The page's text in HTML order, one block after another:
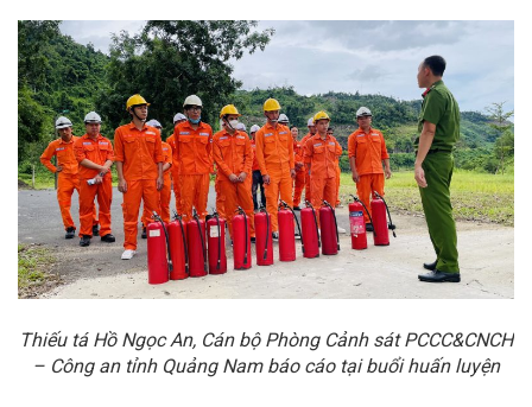
Thiếu tá Hồ Ngọc An, Cán bộ Phòng Cảnh sát PCCC&CNCH
– Công an tỉnh Quảng Nam báo cáo tại buổi huấn luyện